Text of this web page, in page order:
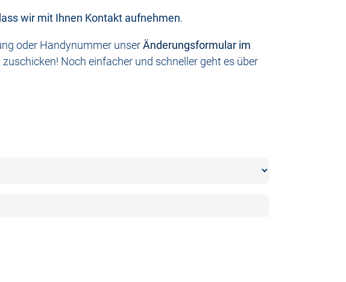
wir mit Ihnen Kontakt aufnehmen.
oder Handynummer unserÄnderungsformular im
Noch einfacher und schneller geht es über